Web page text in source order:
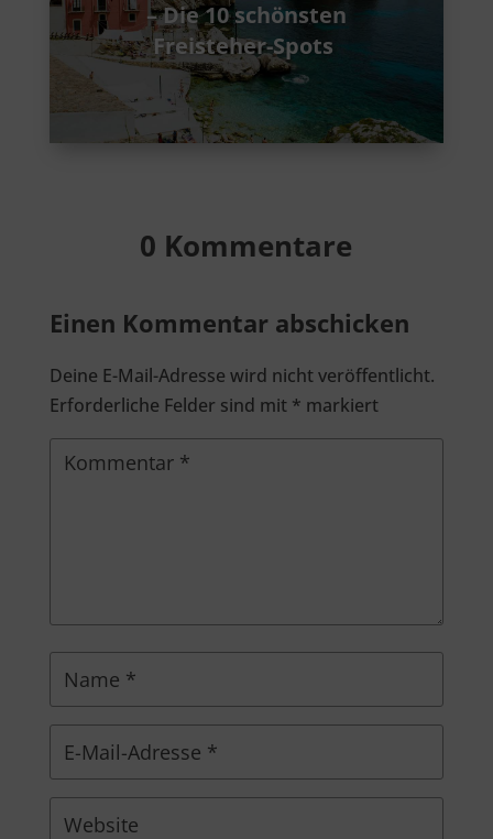
– Die 10 schönsten
Freisteher-Spots
0 Kommentare
Einen Kommentar abschicken
Deine E-Mail-Adresse wird nicht veröffentlicht.
Erforderliche Felder sind mit * markiert